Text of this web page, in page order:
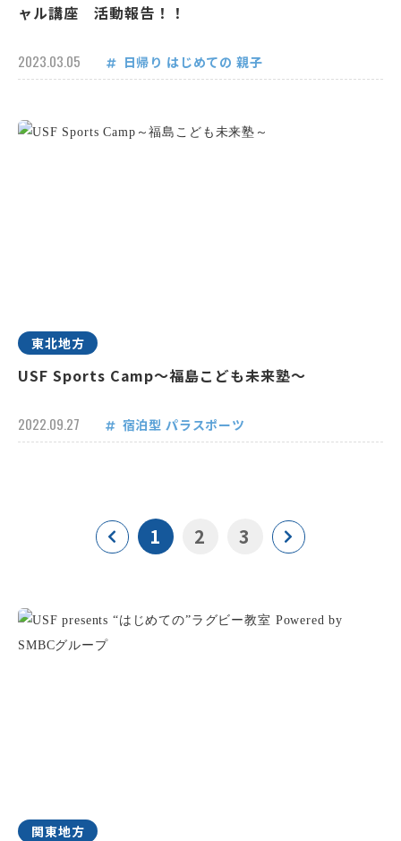
ャル講座 活動報告！！
2023.03.05 日帰り はじめての 親子
東北地方
USF Sports Camp～福島こども未来塾～
2022.09.27 宿泊型 パラスポーツ
1 2 3
関東地方